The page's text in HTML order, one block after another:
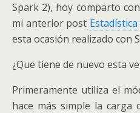
Spark 2), hoy comparto
mi anterior post
esta ocasión realizado con
¿Que tiene de nuevo esta
Primeramente utiliza el
hace más simple la carga